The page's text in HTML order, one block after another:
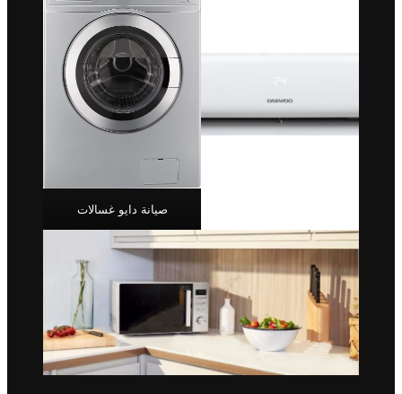
صيانة دايو غسالات